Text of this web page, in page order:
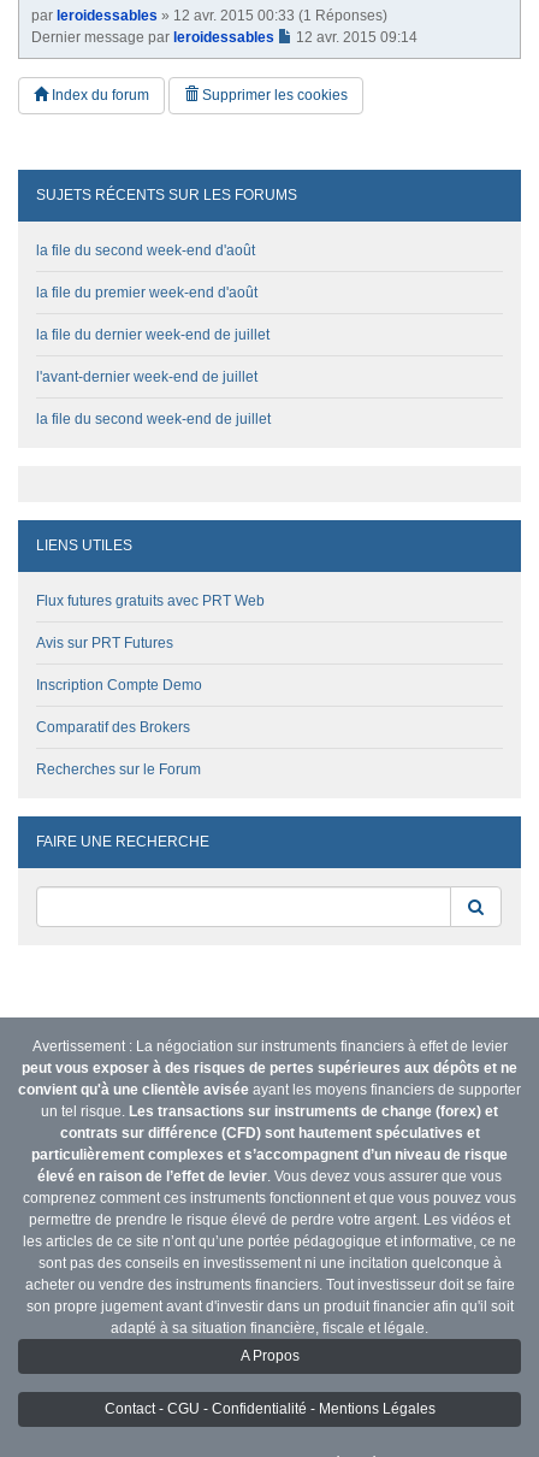
par leroidessables » 12 avr. 2015 00:33 (1 Réponses)
Dernier message par leroidessables 12 avr. 2015 09:14
Index du forum Supprimer les cookies
SUJETS RÉCENTS SUR LES FORUMS
la file du second week-end d'août
la file du premier week-end d'août
la file du dernier week-end de juillet
l'avant-dernier week-end de juillet
la file du second week-end de juillet
LIENS UTILES
Flux futures gratuits avec PRT Web
Avis sur PRT Futures
Inscription Compte Demo
Comparatif des Brokers
Recherches sur le Forum
FAIRE UNE RECHERCHE
Avertissement : La négociation sur instruments financiers à effet de levier
peut vous exposer à des risques de pertes supérieures aux dépôts et ne
convient qu'à une clientèle avisée ayant les moyens financiers de supporter
un tel risque. Les transactions sur instruments de change (forex) et
contrats sur différence (CFD) sont hautement spéculatives et
particulièrement complexes et s’accompagnent d’un niveau de risque
élevé en raison de l’effet de levier . Vous devez vous assurer que vous
comprenez comment ces instruments fonctionnent et que vous pouvez vous
permettre de prendre le risque élevé de perdre votre argent. Les vidéos et
les articles de ce site n’ont qu’une portée pédagogique et informative, ce ne
sont pas des conseils en investissement ni une incitation quelconque à
acheter ou vendre des instruments financiers. Tout investisseur doit se faire
son propre jugement avant d'investir dans un produit financier afin qu'il soit
adapté à sa situation financière, fiscale et légale.
A Propos
Contact - CGU - Confidentialité - Mentions Légales